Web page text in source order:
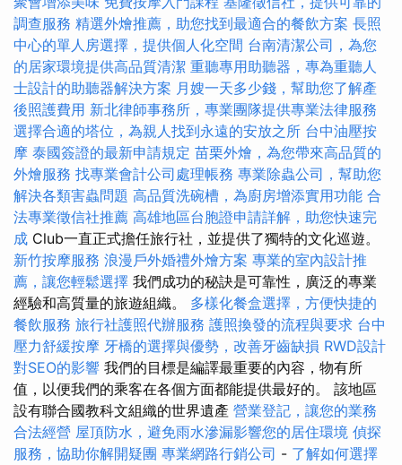
調查服務 精選外燴推薦，助您找到最適合的餐飲方案 長照
中心的單人房選擇，提供個人化空間 台南清潔公司，為您
的居家環境提供高品質清潔 重聽專用助聽器，專為重聽人
士設計的助聽器解決方案 月嫂一天多少錢，幫助您了解產
後照護費用 新北律師事務所，專業團隊提供專業法律服務
選擇合適的塔位，為親人找到永遠的安放之所 台中油壓按
摩 泰國簽證的最新申請規定 苗栗外燴，為您帶來高品質的
外燴服務 找專業會計公司處理帳務 專業除蟲公司，幫助您
解決各類害蟲問題 高品質洗碗槽，為廚房增添實用功能 合
法專業徵信社推薦 高雄地區台胞證申請詳解，助您快速完
成 Club一直正式擔任旅行社，並提供了獨特的文化巡遊。
新竹按摩服務 浪漫戶外婚禮外燴方案 專業的室內設計推
薦，讓您輕鬆選擇 我們成功的秘訣是可靠性，廣泛的專業
經驗和高質量的旅遊組織。 多樣化餐盒選擇，方便快捷的
餐飲服務 旅行社護照代辦服務 護照換發的流程與要求 台中
壓力舒緩按摩 牙橋的選擇與優勢，改善牙齒缺損 RWD設計
對SEO的影響 我們的目標是編譯最重要的內容，物有所
值，以便我們的乘客在各個方面都能提供最好的。 該地區
設有聯合國教科文組織的世界遺產 營業登記，讓您的業務
合法經營 屋頂防水，避免雨水滲漏影響您的居住環境 偵探
服務，協助你解開疑團 專業網路行銷公司 - 了解如何選擇